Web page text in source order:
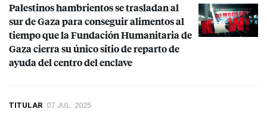
Palestinos hambrientos se trasladan al
sur de Gaza para conseguir alimentos al
tiempo que la Fundación Humanitaria de
Gaza cierra su único sitio de reparto de
ayuda del centro del enclave
TITULAR 07 JUL. 2025